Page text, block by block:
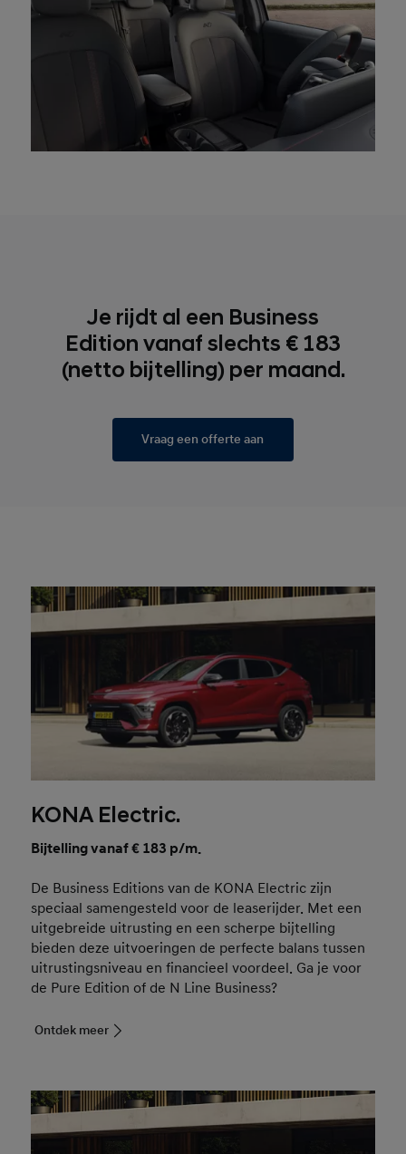
Je rijdt al een Business
Edition vanaf slechts € 183
(netto bijtelling) per maand.
Vraag een offerte aan
KONA Electric.
Bijtelling vanaf € 183 p/m.
De Business Editions van de KONA Electric zijn
speciaal samengesteld voor de leaserijder. Met een
uitgebreide uitrusting en een scherpe bijtelling
bieden deze uitvoeringen de perfecte balans tussen
uitrustingsniveau en financieel voordeel. Ga je voor
de Pure Edition of de N Line Business?
Ontdek meer